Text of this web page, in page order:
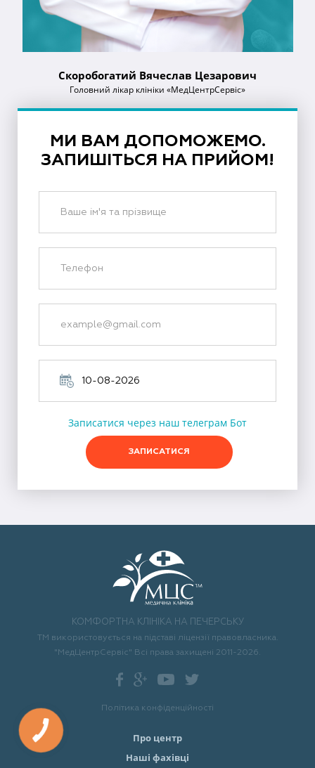
Скоробогатий Вячеслав Цезарович
Головний лікар клініки «МедЦентрСервіс»
МИ ВАМ ДОПОМОЖЕМО.
ЗАПИШІТЬСЯ НА ПРИЙОМ!
Записатися через наш телеграм Бот
ЗАПИСАТИСЯ
КОМФОРТНА КЛІНІКА НА ПЕЧЕРСЬКУ
ТМ використовується на підставі ліцензії правовласника.
"МедЦентрСервіс" Всі права захищені 2011-2026.
Політика конфіденційності
Про центр
Наші фахівці